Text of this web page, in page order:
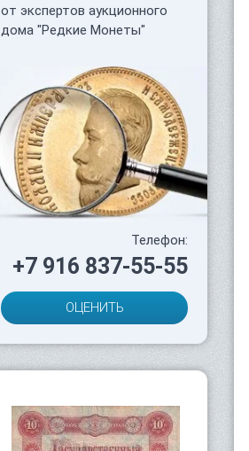
от экспертов аукционного
дома "Редкие Монеты"
Телефон:
+7 916 837-55-55
ОЦЕНИТЬ